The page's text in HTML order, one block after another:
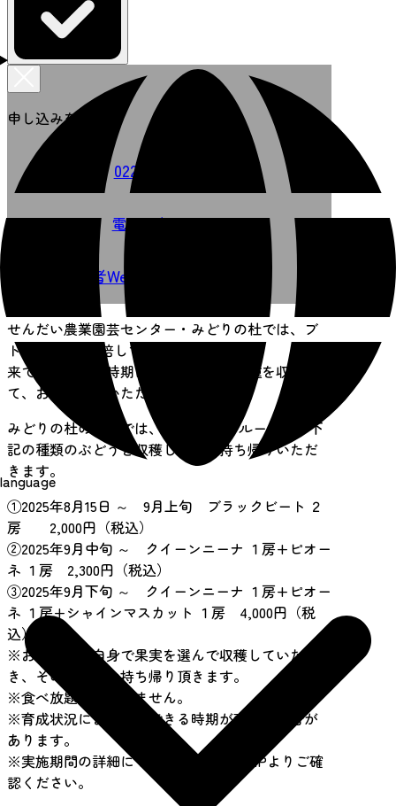
language
申し込みを選択
022-762-9688
電話で申し込む
事業者Webサイトで申し込む
せんだい農業園芸センター・みどりの杜では、ブ
ドウ4品種を栽培しています。
来ていただいた時期に一番おいしい品種を収穫し
て、お持ち帰りいただきます。
みどりの杜の体験では、ご家族等1グループで、下
記の種類のぶどうを収穫して、お持ち帰りいただ
きます。
①2025年8月15日 ～ 9月上旬 ブラックビート ２
房 2,000円（税込）
②2025年9月中旬 ～ クイーンニーナ １房+ピオー
ネ １房 2,300円（税込）
③2025年9月下旬 ～ クイーンニーナ １房+ピオー
ネ １房+シャインマスカット １房 4,000円（税
込）
※お客さまご自身で果実を選んで収穫していただ
き、その果実をお持ち帰り頂きます。
※食べ放題ではありません。
※育成状況により収穫できる時期が変わる場合が
あります。
※実施期間の詳細については、事業者HPよりご確
認ください。